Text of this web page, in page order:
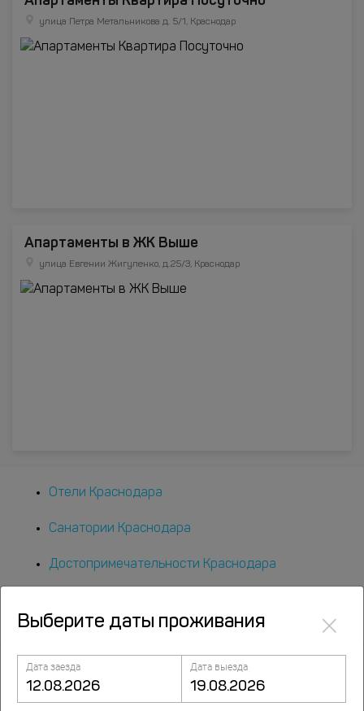
улица Петра Метальникова д. 5/1, Краснодар
Апартаменты в ЖК Выше
улица Евгении Жигуленко, д.25/3, Краснодар
Отели Краснодара
Санатории Краснодара
Достопримечательности Краснодара
Выберите даты проживания ×
Дата заезда Дата выезда